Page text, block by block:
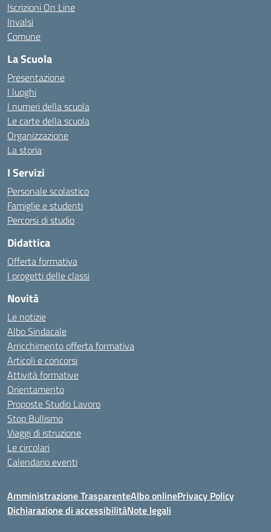
Iscrizioni On Line
Invalsi
Comune
La Scuola
Presentazione
I luoghi
I numeri della scuola
Le carte della scuola
Organizzazione
La storia
I Servizi
Personale scolastico
Famiglie e studenti
Percorsi di studio
Didattica
Offerta formativa
I progetti delle classi
Novità
Le notizie
Albo Sindacale
Arricchimento offerta formativa
Articoli e concorsi
Attività formative
Orientamento
Proposte Studio Lavoro
Stop Bullismo
Viaggi di istruzione
Le circolari
Calendario eventi
Amministrazione TrasparenteAlbo onlinePrivacy Policy
Dichiarazione di accessibilitàNote legali